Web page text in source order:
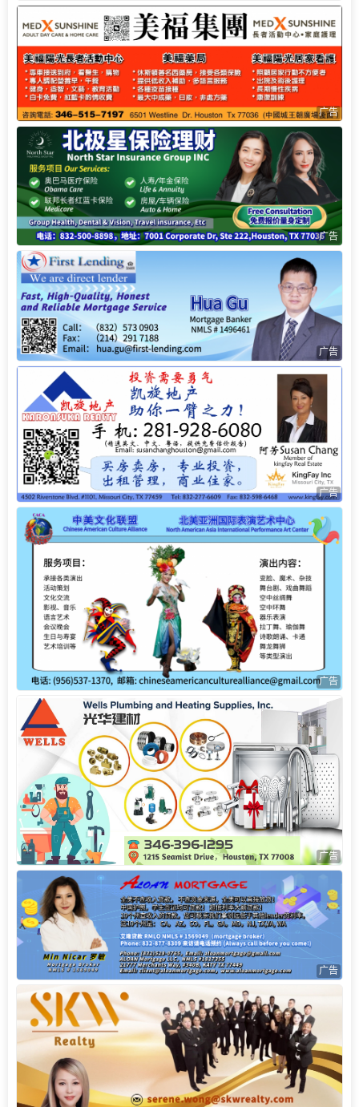
广告
广告
广告
广告
广告
广告
广告